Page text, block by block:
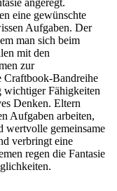
eine gewünschte
Aufgaben. Der
man sich beim
mit den
zur
Craftbook-Bandreihe
wichtiger Fähigkeiten
Denken. Eltern
Aufgaben arbeiten,
wertvolle gemeinsame
verbringt eine
regen die Fantasie